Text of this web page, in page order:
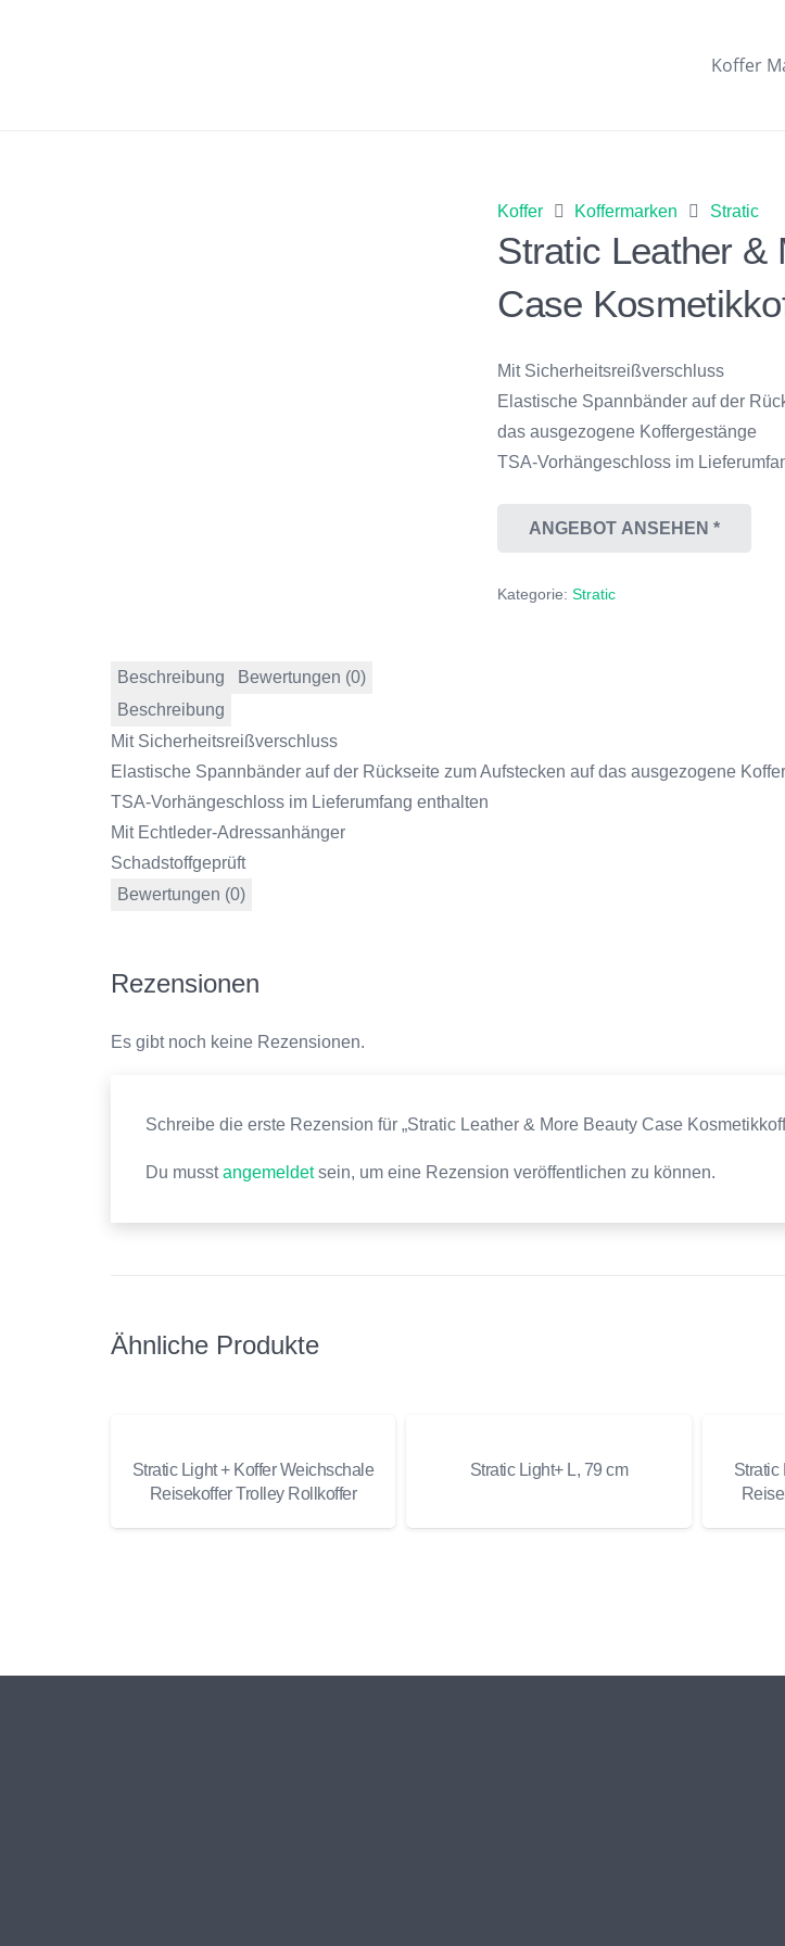
Koffer
Koffer Koffermarken Stratic
Stratic Leather &
Case
Mit Sicherheitsreißverschluss
Elastische Spannbänder auf der
das ausgezogene Koffergestänge
TSA-Vorhängeschloss im
ANGEBOT ANSEHEN *
Kategorie:Stratic
Beschreibung
Bewertungen (0)
Beschreibung
Mit Sicherheitsreißverschluss
Elastische Spannbänder auf der Rückseite zum Aufstecken auf das ausgezogene
TSA-Vorhängeschloss im Lieferumfang enthalten
Mit Echtleder-Adressanhänger
Schadstoffgeprüft
Bewertungen (0)
Rezensionen
Es gibt noch keine Rezensionen.
Schreibe die erste Rezension für „Stratic Leather & More Beauty Case
Du musstangemeldetsein, um eine Rezension veröffentlichen zu können.
Ähnliche Produkte
Stratic Light + Koffer Weichschale
Reisekoffer Trolley Rollkoffer
Stratic Light+ L, 79 cm
Stratic